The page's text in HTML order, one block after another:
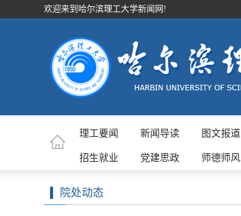
欢迎来到哈尔滨理工大学新闻网!
理工要闻 新闻导读 图文报道
招生就业 党建思政 师德师风
院处动态